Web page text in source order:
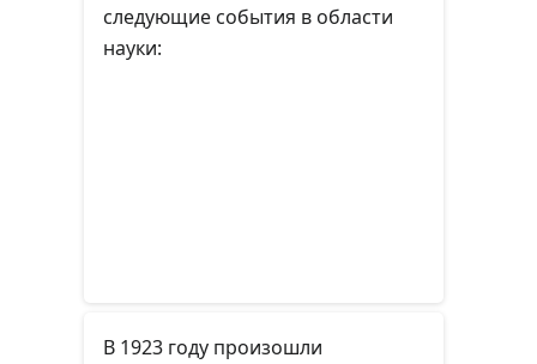
следующие события в области
науки:
В 1923 году произошли